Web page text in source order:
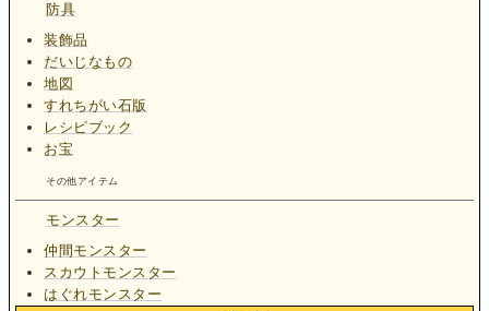
防具
装飾品
だいじなもの
地図
すれちがい石版
レシピブック
お宝
その他アイテム
モンスター
仲間モンスター
スカウトモンスター
はぐれモンスター